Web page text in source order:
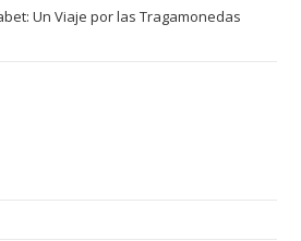
Un Viaje por las Tragamonedas